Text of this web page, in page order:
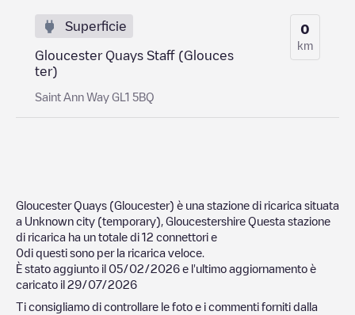
Superficie
Gloucester Quays Staff (Glouces
ter)
Saint Ann Way GL1 5BQ
0
km
Gloucester Quays (Gloucester) è una stazione di ricarica situata
a Unknown city (temporary) Gloucestershire Questa stazione
di ricarica ha un totale di 12 connettori e
0di questi sono per la ricarica veloce.
È stato aggiunto il 05/02/2026 e l'ultimo aggiornamento è
caricato il 29/07/2026
Ti consigliamo di controllare le foto e i commenti forniti dalla